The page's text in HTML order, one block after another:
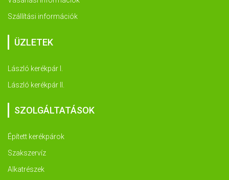
Szállítási információk
ÜZLETEK
László kerékpár I.
László kerékpár II.
SZOLGÁLTATÁSOK
Épített kerékpárok
Szakszervíz
Alkatrészek